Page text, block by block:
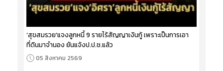
‘สุขสมรวย’แจงลูกหนี้ 9 รายไร้สัญญาเงินกู้ เพราะเป็นการเอา
ที่ดินมาจำนอง ยันแจ้งป.ป.ช.แล้ว
05 สิงหาคม 2569